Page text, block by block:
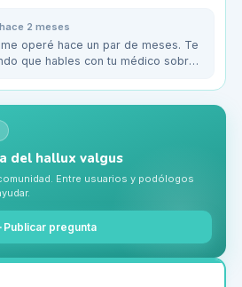
hace 2 meses
operé hace un par de meses. Te
que hables con tu médico sobre
o suplementos. Además,…
del hallux valgus
Entre usuarios y podólogos
Publicar pregunta